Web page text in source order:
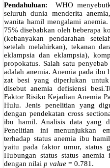
Pendahuluan: WHO
seluruh dunia menderita
wanita hamil mengalami
75% disebabkan oleh beberapa
(kebanyakan pendarahan
setelah melahirkan), tekanan
eklampsia dan eklampsia),
propokatus. Salah satu
adalah anemia. Anemia pada ibu
zat besi yang diperlukan
disebut anemia defisiensi
Faktor Risiko Kejadian Anemia
Hulu. Jenis penelitian yang
dengan pendekatan cross
ibu hamil. Analisis data yang
Penelitian ini menunjukkan
terhadap status anemia ibu
yaitu pada faktor umur, status
Hubungan status status
dengan nilai p value = 0.781.